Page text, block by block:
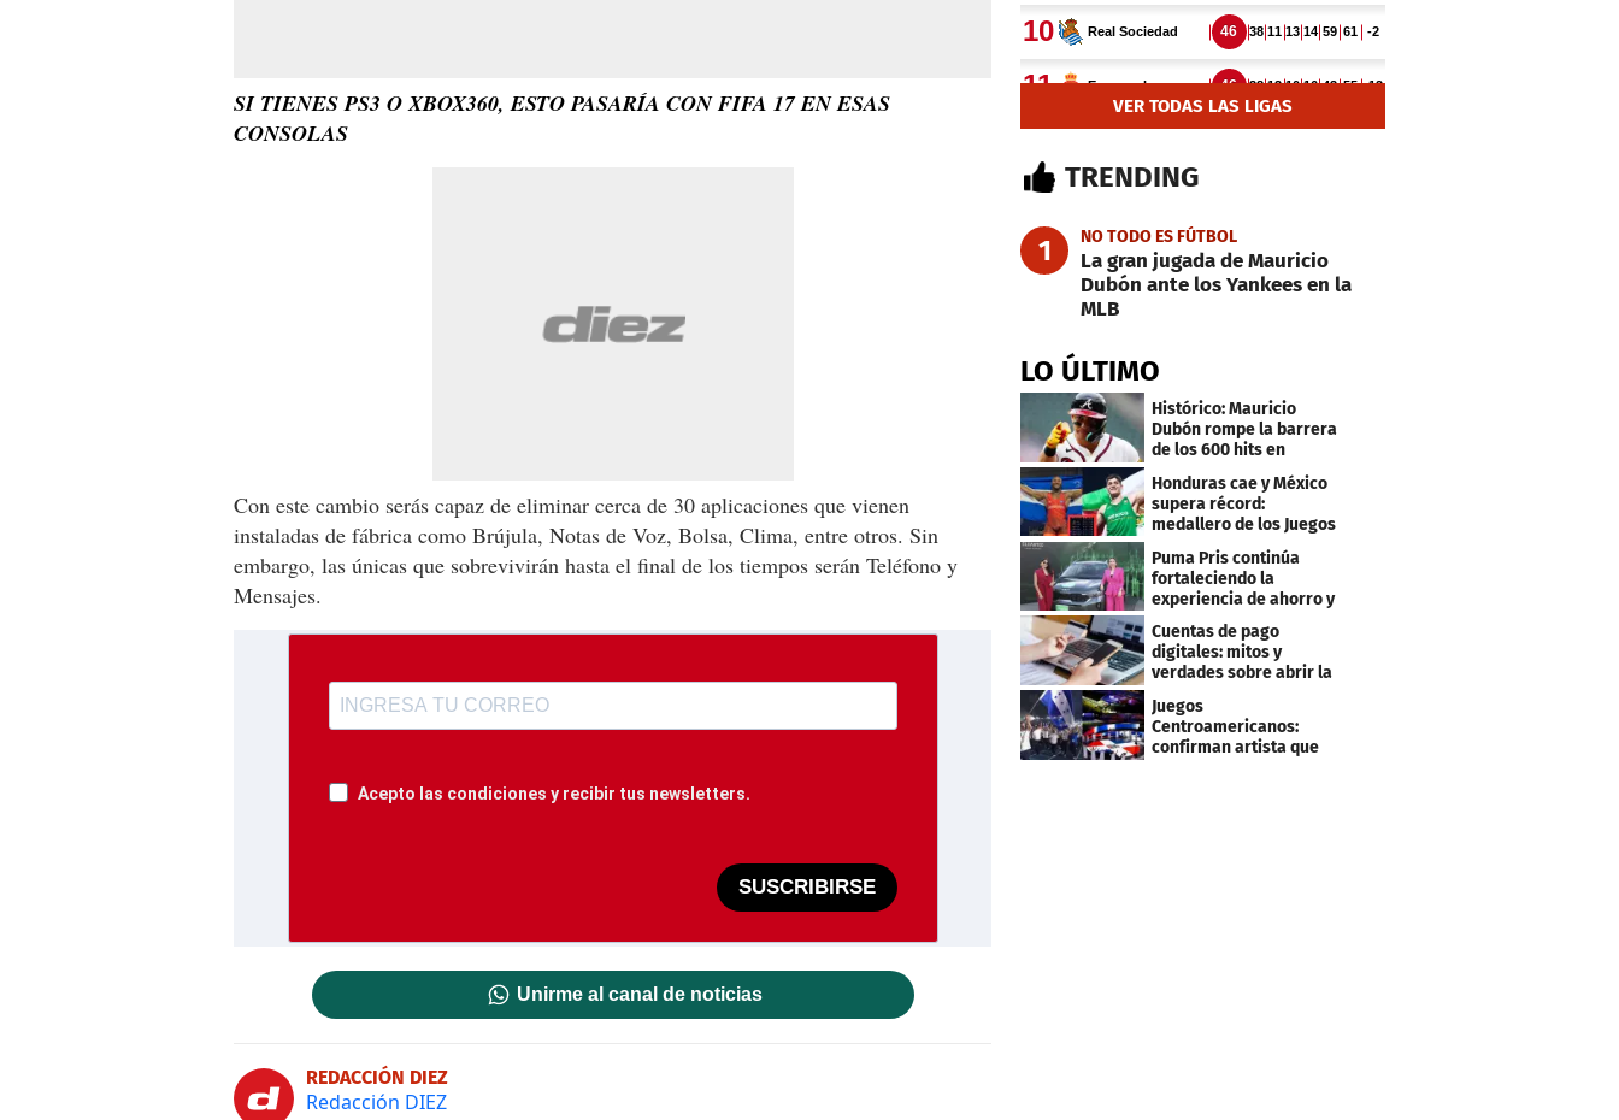
SI TIENES PS3 O XBOX360, ESTO PASARÍA CON FIFA 17 EN ESAS
CONSOLAS
Con este cambio serás capaz de eliminar cerca de 30 aplicaciones que vienen
instaladas de fábrica como Brújula, Notas de Voz, Bolsa, Clima, entre otros. Sin
embargo, las únicas que sobrevivirán hasta el final de los tiempos serán Teléfono y
Mensajes.
Acepto las condiciones y recibir tus newsletters.
SUSCRIBIRSE
Unirme al canal de noticias
REDACCIÓN DIEZ
Redacción DIEZ
VER TODAS LAS LIGAS
TRENDING
1 NO TODO ES FÚTBOL
La gran jugada de Mauricio
Dubón ante los Yankees en la
MLB
LO ÚLTIMO
Histórico: Mauricio
Dubón rompe la barrera
de los 600 hits en
Honduras cae y México
supera récord:
medallero de los Juegos
Centroamericanos
Puma Pris continúa
fortaleciendo la
experiencia de ahorro y
beneficios para sus
clientes
Cuentas de pago
digitales: mitos y
verdades sobre abrir la
Juegos
Centroamericanos:
confirman artista que